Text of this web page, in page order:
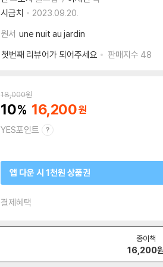
시금치
2023.09.20.
원서 une nuit au jardin
첫번째 리뷰어가 되어주세요
판매지수 48
18,000원
10 16,200
YES포인트
앱 다운 시 1천원 상품권
결제혜택
종이책
16,200